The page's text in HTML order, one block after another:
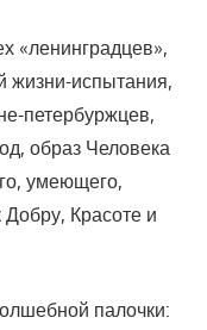
«ленинградцев»,
жизни-испытания,
петербуржцев,
образ Человека
умеющего,
Добру, Красоте и
палочки: